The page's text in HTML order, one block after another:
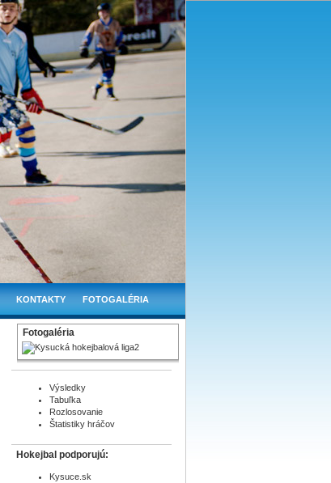
KONTAKTY FOTOGALÉRIA
Fotogaléria
Výsledky
Tabuľka
Rozlosovanie
Štatistiky hráčov
Hokejbal podporujú:
Kysuce.sk